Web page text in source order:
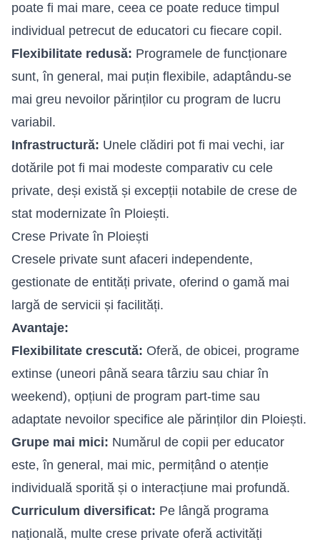
poate fi mai mare, ceea ce poate reduce timpul
individual petrecut de educatori cu fiecare copil.
Flexibilitate redusă: Programele de funcționare
sunt, în general, mai puțin flexibile, adaptându-se
mai greu nevoilor părinților cu program de lucru
variabil.
Infrastructură: Unele clădiri pot fi mai vechi, iar
dotările pot fi mai modeste comparativ cu cele
private, deși există și excepții notabile de crese de
stat modernizate în Ploiești.
Crese Private în Ploiești
Cresele private sunt afaceri independente,
gestionate de entități private, oferind o gamă mai
largă de servicii și facilități.
Avantaje:
Flexibilitate crescută: Oferă, de obicei, programe
extinse (uneori până seara târziu sau chiar în
weekend), opțiuni de program part-time sau
adaptate nevoilor specifice ale părinților din Ploiești.
Grupe mai mici: Numărul de copii per educator
este, în general, mai mic, permițând o atenție
individuală sporită și o interacțiune mai profundă.
Curriculum diversificat: Pe lângă programa
națională, multe crese private oferă activități